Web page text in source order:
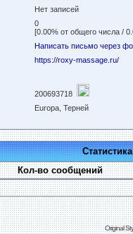
Нет записей
0
[0.00% от общего числа /
Написать письмо через
https://roxy-massage.ru/
200693718
Europa, Терней
Кол-во сообщений
Original